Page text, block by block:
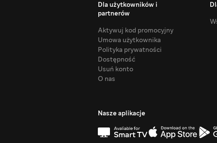
Dla użytkowników i
partnerów
Aktywuj kod promocyjny
Umowa użytkownika
Polityka prywatności
Dostępność
Usuń konto
O nas
Nasze aplikacje